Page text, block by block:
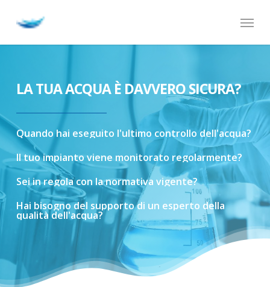
Menu
LA TUA ACQUA È DAVVERO SICURA?
Quando hai eseguito l'ultimo controllo dell'acqua?
Il tuoimpianto viene monitorato regolarmente?
Seiinregola con lanormativa vigente?
Hai bisognodel supportodi un esperto della
qualitàdell'acqua?